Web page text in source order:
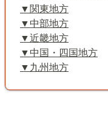
関東地方
中部地方
近畿地方
中国・四国地方
九州地方